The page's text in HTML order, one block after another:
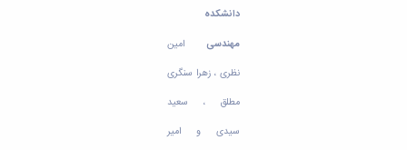
دانشکده
مهندسی امین
نظری ، زهرا سنگری
مطلق ، سعید
سیدی و امیر